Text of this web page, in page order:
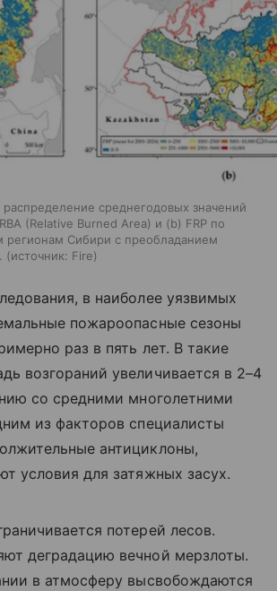
среднегодовых значений
(Relative Burned Area) и (b) FRP по
регионам Сибири с преобладанием
источник: Fire
в наиболее уязвимых
пожароопасные сезоны
раз в пять лет. В такие
возгораний увеличивается в 2–4
со средними многолетними
из факторов специалисты
антициклоны,
условия для затяжных засух.
потерей лесов.
деградацию вечной мерзлоты.
в атмосферу высвобождаются